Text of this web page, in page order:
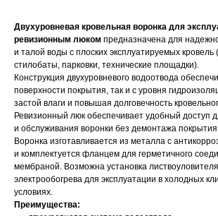
Двухуровневая кровельная воронка для
ревизионным люком предназначена для
и талой воды с плоских эксплуатируемых кровель
стилобаты, парковки, технические площадки).
Конструкция двухуровневого водоотвода
поверхности покрытия, так и с уровня
застой влаги и повышая долговечность
Ревизионный люк обеспечивает удобный доступ
и обслуживания воронки без демонтажа
Воронка изготавливается из металла с
и комплектуется фланцем для герметичного
мембраной. Возможна установка
электрообогрева для эксплуатации в холодных
условиях.
Преимущества: